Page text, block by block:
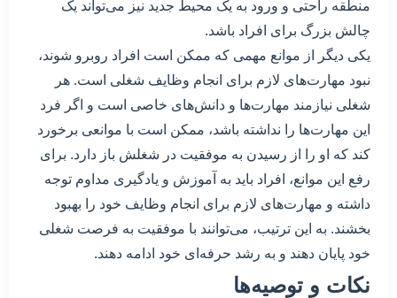
منطقه راحتی و ورود به یک محیط جدید نیز می‌تواند یک
چالش بزرگ برای افراد باشد.
یکی دیگر از موانع مهمی که ممکن است افراد روبرو شوند،
نبود مهارت‌های لازم برای انجام وظایف شغلی است. هر
شغلی نیازمند مهارت‌ها و دانش‌های خاصی است و اگر فرد
این مهارت‌ها را نداشته باشد، ممکن است با موانعی برخورد
کند که او را از رسیدن به موفقیت در شغلش باز دارد. برای
رفع این موانع، افراد باید به آموزش و یادگیری مداوم توجه
داشته و مهارت‌های لازم برای انجام وظایف خود را بهبود
بخشند. به این ترتیب، می‌توانند با موفقیت به فرصت شغلی
خود پایان دهند و به رشد حرفه‌ای خود ادامه دهند.
نکات و توصیه‌ها